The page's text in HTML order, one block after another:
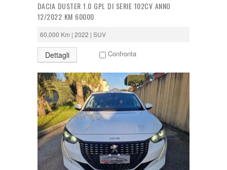
DACIA DUSTER 1.0 GPL DI SERIE 102CV ANNO
12/2022 KM 60000
60,000 Km | 2022 | SUV
Dettagli Confronta